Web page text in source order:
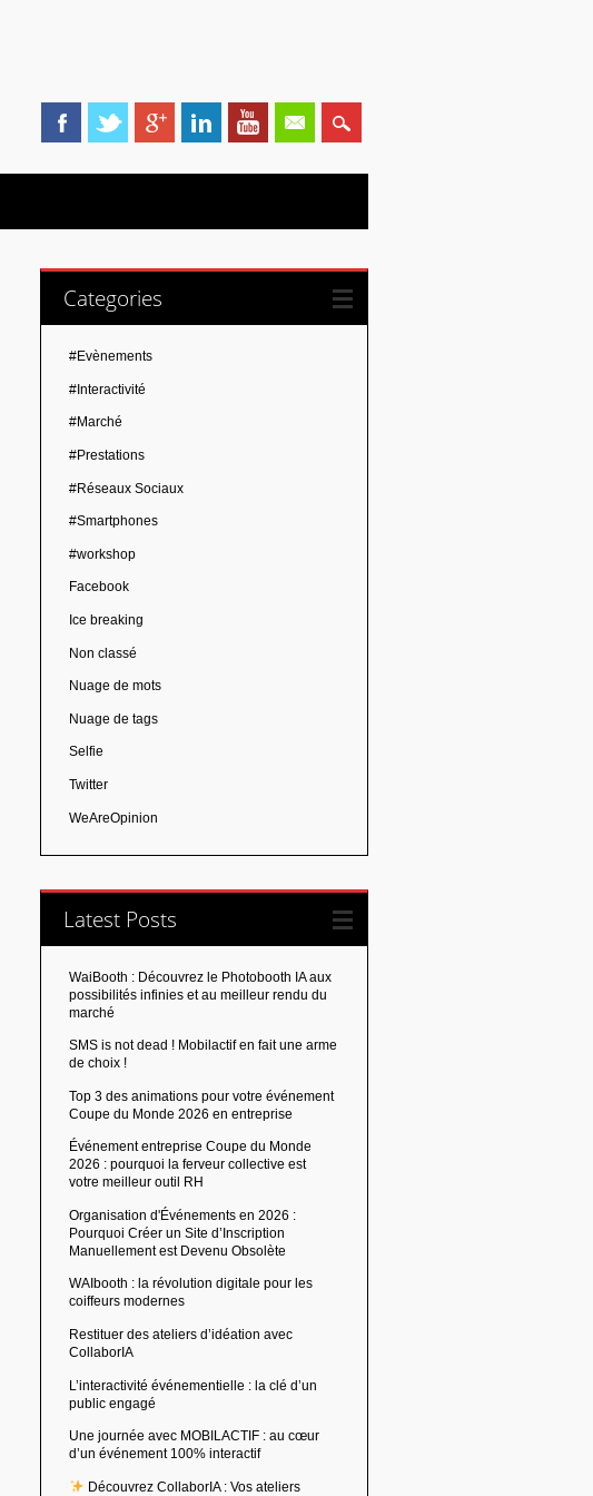
Categories
#Evènements
#Interactivité
#Marché
#Prestations
#Réseaux Sociaux
#Smartphones
#workshop
Facebook
Ice breaking
Non classé
Nuage de mots
Nuage de tags
Selfie
Twitter
WeAreOpinion
Latest Posts
WaiBooth : Découvrez le Photobooth IA aux
possibilités infinies et au meilleur rendu du
marché
SMS is not dead ! Mobilactif en fait une arme
de choix !
Top 3 des animations pour votre événement
Coupe du Monde 2026 en entreprise
Événement entreprise Coupe du Monde
2026 : pourquoi la ferveur collective est
votre meilleur outil RH
Organisation d'Événements en 2026 :
Pourquoi Créer un Site d’Inscription
Manuellement est Devenu Obsolète
WAIbooth : la révolution digitale pour les
coiffeurs modernes
Restituer des ateliers d’idéation avec
CollaborIA
L’interactivité événementielle : la clé d’un
public engagé
Une journée avec MOBILACTIF : au cœur
d’un événement 100% interactif
Découvrez CollaborIA : Vos ateliers